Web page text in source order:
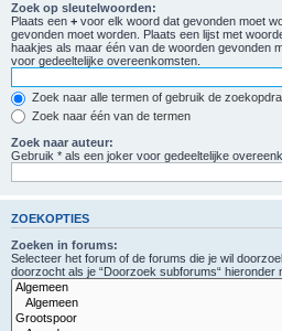
Zoek op sleutelwoorden:
Plaats een + voor elk woord dat gevonden moet
gevonden moet worden. Plaats een lijst met
haakjes als maar één van de woorden gevonden
voor gedeeltelijke overeenkomsten.
Zoek naar alle termen of gebruik de
Zoek naar één van de termen
Zoek naar auteur:
Gebruik * als een joker voor gedeeltelijke
ZOEKOPTIES
Zoeken in forums:
Selecteer het forum of de forums die je wil
doorzocht als je “Doorzoek subforums“ hieronder